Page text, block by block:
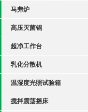
马弗炉
高压灭菌锅
超净工作台
乳化分散机
温湿度光照试验箱
搅拌震荡摇床